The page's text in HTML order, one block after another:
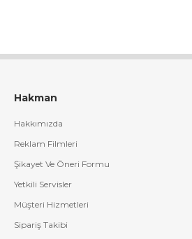
Hakman
Hakkımızda
Reklam Filmleri
Şikayet Ve Öneri Formu
Yetkili Servisler
Müşteri Hizmetleri
Sipariş Takibi